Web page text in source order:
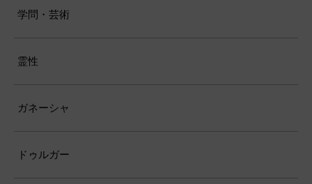
学問・芸術
霊性
ガネーシャ
ドゥルガー